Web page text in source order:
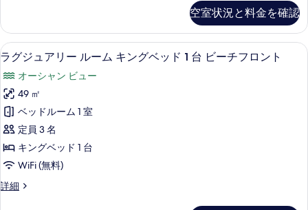
す
べ
て
の
写
真
を
表
示
す
の
詳
細
て
の
写
真
を
表
示
す
る
Private
pool,
Beachfront,
Benefits
の
詳
細
空室状況と料金を確認
ラ
グ
ジ
ュ
ア
リ
ー
ル
ー
高級寝具、羽毛の掛け布団、低反発
8
ラグジュアリー ルーム キングベッド 1 台 ビーチフロント
オーシャン ビュー
49 ㎡
ベッドルーム 1 室
定員 3 名
キングベッド 1 台
WiFi (無料)
詳細
ラ